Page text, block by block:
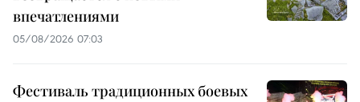
впечатлениями
05/08/2026 07:03
Фестиваль традиционных боевых